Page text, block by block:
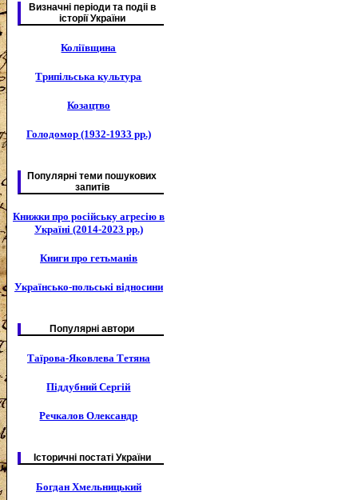
Визначні періоди та подіі в
історії України
Коліївщина
Трипільська культура
Козацтво
Голодомор (1932-1933 рр.)
Популярні теми пошукових
запитів
Книжки про російську агресію в
Україні (2014-2023 рр.)
Книги про гетьманів
Українсько-польські відносини
Популярні автори
Таїрова-Яковлева Тетяна
Піддубний Сергій
Речкалов Олександр
Історичні постаті України
Богдан Хмельницький